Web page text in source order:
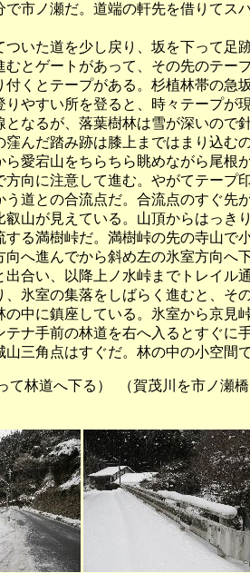
で市ノ瀬だ。道端の軒先を借りてス
いた道を少し戻り、坂を下って足
むとゲートがあって、その先のテー
付くとテープがある。杉植林帯の急
りやすい所を登ると、時々テープが
となるが、落葉樹林は雪が深いので
窪んだ踏み跡は膝上まではまり込む
ら愛宕山をちらちら眺めながら尾根
方向に注意して進む。やがてテープ
う道との合流点だ。合流点のすぐ先
叡山が見えている。山頂からはっき
する満樹峠だ。満樹峠の先の寺山で
向へ進んでから斜め左の氷室方向へ
出合い、以降上ノ水峠までトレイル
、氷室の集落をしばらく進むと、そ
の中に鎮座している。氷室から京見
テナ手前の林道を右へ入るとすぐに
山三角点はすぐだ。林の中の小空間
って林道へ下る） （賀茂川を市